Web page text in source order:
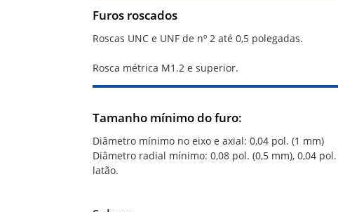
Furos roscados
Roscas UNC e UNF de nº 2 até 0,5 polegadas.
Rosca métrica M1.2 e superior.
Tamanho mínimo do furo:
Diâmetro mínimo no eixo e axial: 0,04 pol. (1 mm)
Diâmetro radial mínimo: 0,08 pol. (0,5 mm), 0,04
latão.